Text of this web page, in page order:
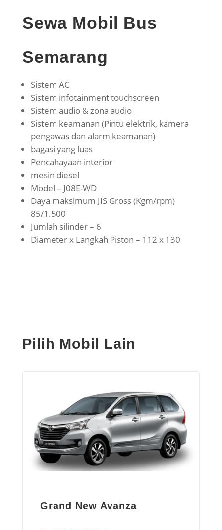
Sewa Mobil Bus
Semarang
Sistem AC
Sistem infotainment touchscreen
Sistem audio & zona audio
Sistem keamanan (Pintu elektrik, kamera
pengawas dan alarm keamanan)
bagasi yang luas
Pencahayaan interior
mesin diesel
Model – J08E-WD
Daya maksimum JIS Gross (Kgm/rpm)
85/1.500
Jumlah silinder – 6
Diameter x Langkah Piston – 112 x 130
Pilih Mobil Lain
Grand New Avanza